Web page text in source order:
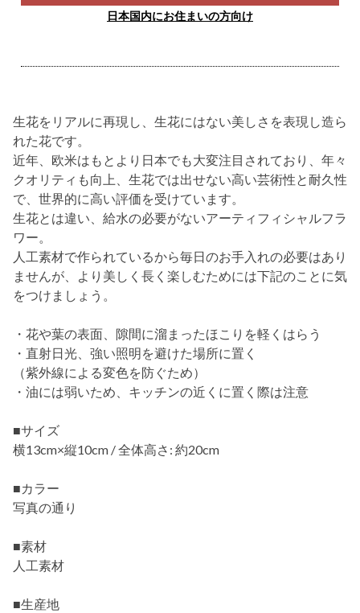
日本国内にお住まいの方向け
生花をリアルに再現し、生花にはない美しさを表現し造ら
れた花です。
近年、欧米はもとより日本でも大変注目されており、年々
クオリティも向上、生花では出せない高い芸術性と耐久性
で、世界的に高い評価を受けています。
生花とは違い、給水の必要がないアーティフィシャルフラ
ワー。
人工素材で作られているから毎日のお手入れの必要はあり
ませんが、より美しく長く楽しむためには下記のことに気
をつけましょう。
・花や葉の表面、隙間に溜まったほこりを軽くはらう
・直射日光、強い照明を避けた場所に置く
（紫外線による変色を防ぐため）
・油には弱いため、キッチンの近くに置く際は注意
■サイズ
横13cm×縦10cm / 全体高さ: 約20cm
■カラー
写真の通り
■素材
人工素材
■生産地